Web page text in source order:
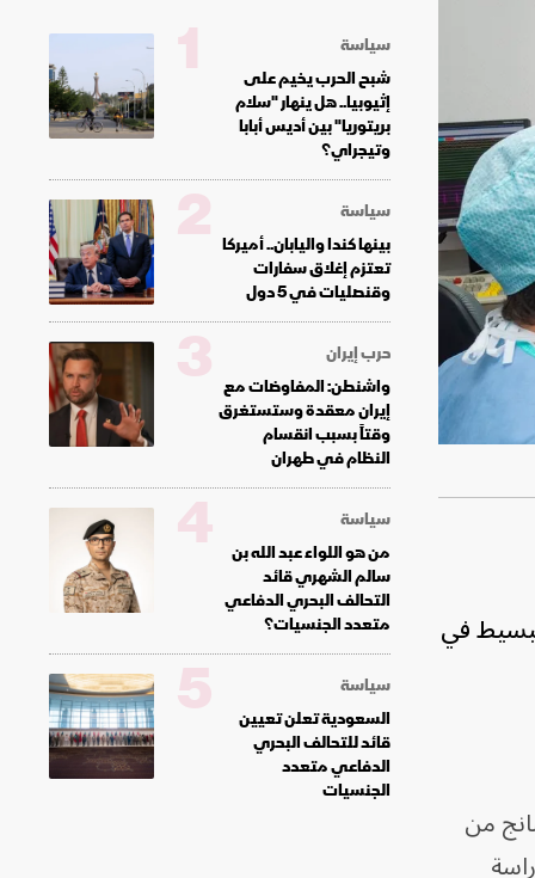
في
من
سياسة
شبح الحرب يخيم على
إثيوبيا.. هل ينهار "سلام
بريتوريا" بين أديس أبابا
وتيجراي؟
1
سياسة
بينها كندا واليابان.. أميركا
تعتزم إغلاق سفارات
وقنصليات في 5 دول
2
حرب إيران
واشنطن: المفاوضات مع
إيران معقدة وستستغرق
وقتاً بسبب انقسام
النظام في طهران
3
سياسة
من هو اللواء عبد الله بن
سالم الشهري قائد
التحالف البحري الدفاعي
متعدد الجنسيات؟
4
سياسة
السعودية تعلن تعيين
قائد للتحالف البحري
الدفاعي متعدد
الجنسيات
5